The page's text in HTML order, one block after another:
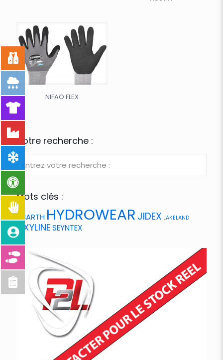
NIFAO FLEX
Votre recherche :
Mots clés :
ABARTH HYDROWEAR JIDEX LAKELAND
OXYLINESEYNTEX